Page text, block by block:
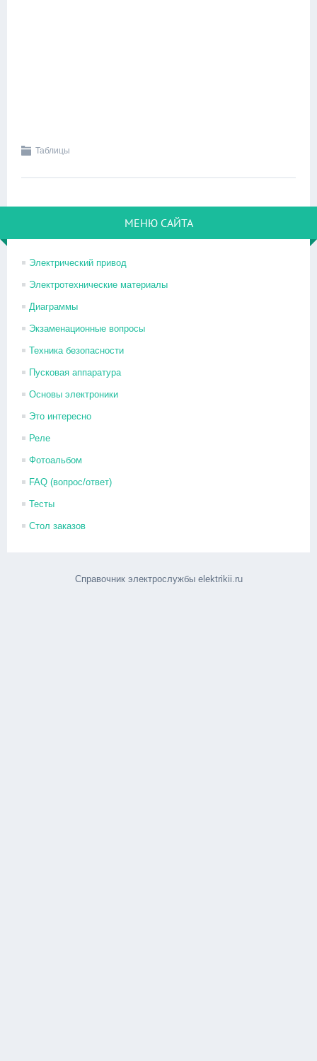
Таблицы
МЕНЮ САЙТА
Электрический привод
Электротехнические материалы
Диаграммы
Экзаменационные вопросы
Техника безопасности
Пусковая аппаратура
Основы электроники
Это интересно
Реле
Фотоальбом
FAQ (вопрос/ответ)
Тесты
Стол заказов
Справочник электрослужбы elektrikii.ru